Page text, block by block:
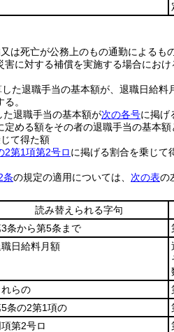
は死亡が公務上のもの通勤による
に対する補償を実施する場合におけ
た退職手当の基本額が、退職日給
。
退職手当の基本額が次の各号に掲げ
定める額をその者の退職手当の基本額
て得た額
2第1項第2号ロに掲げる割合を乗じて
条の規定の適用については、 次の表の
読み替えられる字句
条から第5条まで
日給料月額
れらの
条の2第1項の
第2号ロ